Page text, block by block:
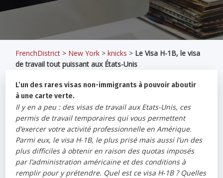
FrenchDistrict > New York >knicks > Le Visa H-1B, le visa
de travail tout puissant aux États-Unis
L’un des rares visas non-immigrants à pouvoir aboutir
à une carte verte.
Il y en a peu : des visas de travail aux Etats-Unis, ces
permis de travail temporaires qui vous permettent
d’exercer votre activité professionnelle en Amérique.
Parmi eux, le visa H-1B, le plus prisé mais aussi l’un des
plus difficiles à obtenir en raison des quotas imposés
par l’administration américaine et des conditions à
remplir pour y prétendre. Quel est ce visa H-1B ? Quelles